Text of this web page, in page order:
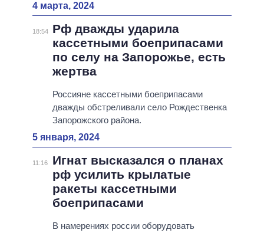
4 марта, 2024
18:54
Рф дважды ударила
кассетными боеприпасами
по селу на Запорожье, есть
жертва
Россияне кассетными боеприпасами
дважды обстреливали село Рождественка
Запорожского района.
5 января, 2024
11:16
Игнат высказался о планах
рф усилить крылатые
ракеты кассетными
боеприпасами
В намерениях россии оборудовать